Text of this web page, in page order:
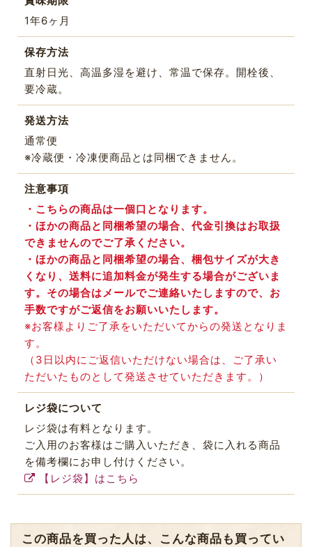
1年6ヶ月
保存方法
直射日光、高温多湿を避け、常温で保存。開栓後、
要冷蔵。
発送方法
通常便
※冷蔵便・冷凍便商品とは同梱できません。
注意事項
・こちらの商品は一個口となります。
・ほかの商品と同梱希望の場合、代金引換はお取扱
できませんのでご了承ください。
・ほかの商品と同梱希望の場合、梱包サイズが大き
くなり、送料に追加料金が発生する場合がございま
す。その場合はメールでご連絡いたしますので、お
手数ですがご返信をお願いいたします。
※お客様よりご了承をいただいてからの発送となりま
す。
（3日以内にご返信いただけない場合は、ご了承い
ただいたものとして発送させていただきます。）
レジ袋について
レジ袋は有料となります。
ご入用のお客様はご購入いただき、袋に入れる商品
を備考欄にお申し付けください。
【レジ袋】はこちら
この商品を買った人は、こんな商品も買ってい